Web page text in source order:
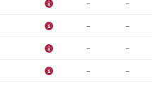
– –
– –
– –
– –